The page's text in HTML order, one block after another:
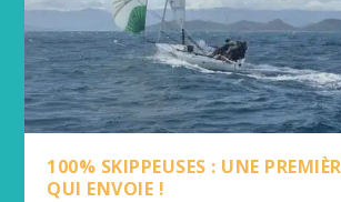
100% SKIPPEUSES : UNE
QUI ENVOIE !